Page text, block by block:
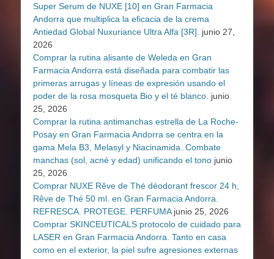
Super Serum de NUXE [10] en Gran Farmacia
Andorra que multiplica la eficacia de la crema
Antiedad Global Nuxuriance Ultra Alfa [3R].
junio 27,
2026
Comprar la rutina alisante de Weleda en Gran
Farmacia Andorra está diseñada para combatir las
primeras arrugas y líneas de expresión usando el
poder de la rosa mosqueta Bio y el té blanco. junio
25, 2026
Comprar la rutina antimanchas estrella de La Roche-
Posay en Gran Farmacia Andorra se centra en la
gama Mela B3, Melasyl y Niacinamida. Combate
manchas (sol, acné y edad) unificando el tono junio
25, 2026
Comprar NUXE Rêve de Thé déodorant frescor 24 h,
Rêve de Thé 50 ml. en Gran Farmacia Andorra.
REFRESCA. PROTEGE. PERFUMA junio 25, 2026
Comprar SKINCEUTICALS protocolo de cuidado para
LASER en Gran Farmacia Andorra. Tanto en casa
como en el exterior, la piel sufre agresiones externas